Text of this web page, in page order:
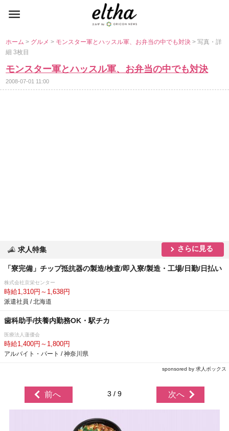
ホーム> グルメ> モンスター軍とハッスル軍、お弁当の中でも対決> 写真・詳
細 3枚目
モンスター軍とハッスル軍、お弁当の中でも対決
2008-07-01 11:00
求人特集 さらに見る
「寮完備」チップ抵抗器の製造/検査/即入寮/製造・工場/日勤/日払い
株式会社京栄センター
時給1,310円～1,638円
派遣社員 / 北海道
歯科助手/扶養内勤務OK・駅チカ
医療法人蓮優会
時給1,400円～1,800円
アルバイト・パート / 神奈川県
sponsored by 求人ボックス
前へ 3 / 9 次へ